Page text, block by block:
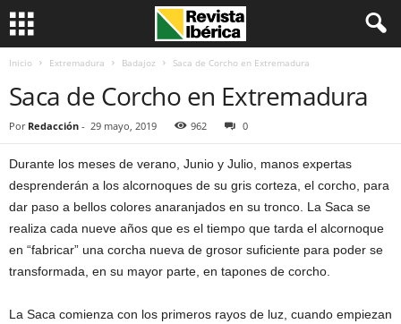
Inicio Extremadura Badajoz Saca de Corcho en Extremadura
Saca de Corcho en Extremadura
Por Redacción - 29 mayo, 2019 962 0
Durante los meses de verano, Junio y Julio, manos expertas
desprenderán a los alcornoques de su gris corteza, el corcho, para
dar paso a bellos colores anaranjados en su tronco. La Saca se
realiza cada nueve años que es el tiempo que tarda el alcornoque
en “fabricar” una corcha nueva de grosor suficiente para poder se
transformada, en su mayor parte, en tapones de corcho.
La Saca comienza con los primeros rayos de luz, cuando empiezan